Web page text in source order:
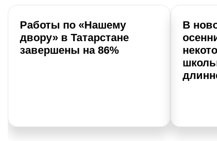
Работы по «Нашему
двору» в Татарстане
завершены на 86%
В